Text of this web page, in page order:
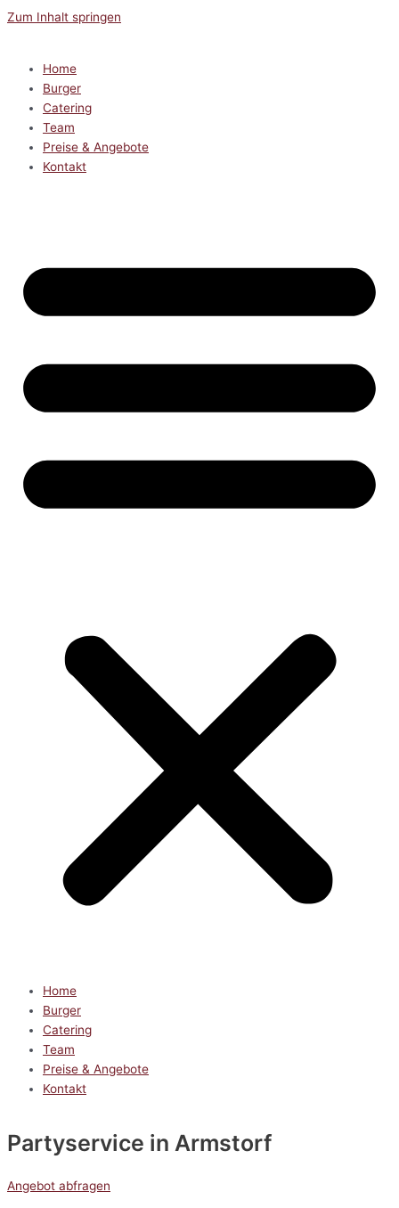
Zum Inhalt springen
Home
Burger
Catering
Team
Preise & Angebote
Kontakt
Home
Burger
Catering
Team
Preise & Angebote
Kontakt
Partyservice in Armstorf
Angebot abfragen